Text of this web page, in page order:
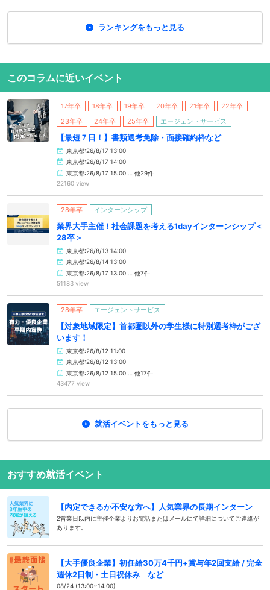
ランキングをもっと見る
このコラムに近いイベント
17年卒 18年卒 19年卒 20年卒 21年卒
22年卒
23年卒
24年卒 25年卒 エージェントサービス
【最短７日！】書類選考免除・面接確約枠など
東京都:26/8/17 13:00
東京都:26/8/17 14:00
東京都:26/8/17 15:00 … 他29件
22160 view
28年卒 インターンシップ
業界大手主催！社会課題を考える1dayインターンシップ＜
28卒＞
東京都:26/8/13 14:00
東京都:26/8/14 13:00
東京都:26/8/17 13:00 … 他7件
51183 view
28年卒 エージェントサービス
【対象地域限定】首都圏以外の学生様に特別選考枠がござ
います！
東京都:26/8/12 11:00
東京都:26/8/12 13:00
東京都:26/8/12 15:00 … 他17件
43477 view
就活イベントをもっと見る
おすすめ就活イベント
【内定できるか不安な方へ】人気業界の長期インターン
2営業日以内に主催企業よりお電話またはメールにて詳細についてご連絡が
あります。
【大手優良企業】初任給30万4千円+賞与年2回支給 / 完全
週休2日制・土日祝休み など
08/24 (13:00~14:00)